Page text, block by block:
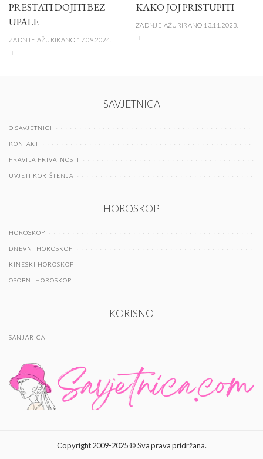
PRESTATI DOJITI BEZ
UPALE
ZADNJE AŽURIRANO 17.09.2024.
KAKO JOJ PRISTUPITI
ZADNJE AŽURIRANO 13.11.2023.
SAVJETNICA
O SAVJETNICI
KONTAKT
PRAVILA PRIVATNOSTI
UVJETI KORIŠTENJA
HOROSKOP
HOROSKOP
DNEVNI HOROSKOP
KINESKI HOROSKOP
OSOBNI HOROSKOP
KORISNO
SANJARICA
Copyright 2009-2025 © Sva prava pridržana.